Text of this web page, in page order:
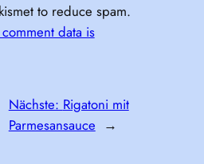
to reduce spam.
data is
Nächste: Rigatoni mit
Parmesansauce →